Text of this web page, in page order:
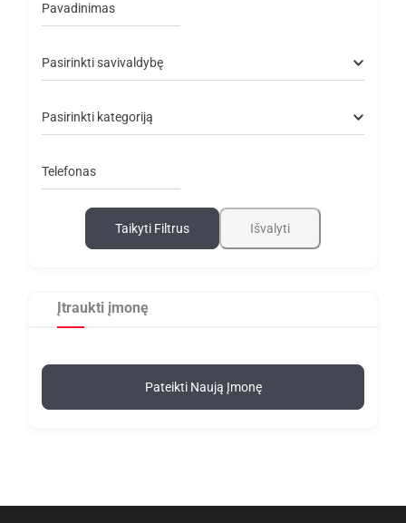
Pavadinimas
Pasirinkti savivaldybę
Pasirinkti kategoriją
Telefonas
Taikyti Filtrus Išvalyti
Įtraukti įmonę
Pateikti Naują Įmonę